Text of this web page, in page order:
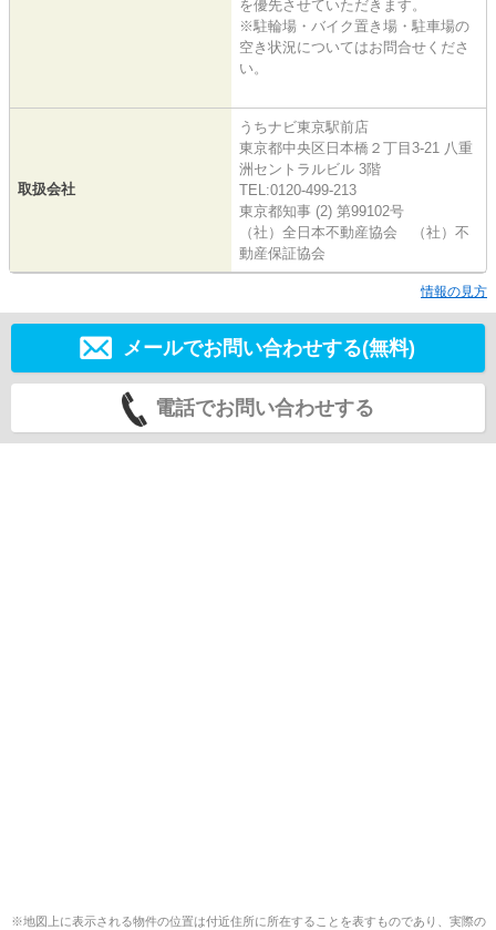
を優先させていただきます。
※駐輪場・バイク置き場・駐車場の
空き状況についてはお問合せくださ
い。
取扱会社
うちナビ東京駅前店
東京都中央区日本橋２丁目3-21 八重
洲セントラルビル 3階
TEL:0120-499-213
東京都知事 (2) 第99102号
（社）全日本不動産協会 （社）不
動産保証協会
情報の見方
メールでお問い合わせする(無料)
電話でお問い合わせする
※地図上に表示される物件の位置は付近住所に所在することを表すものであり、実際の